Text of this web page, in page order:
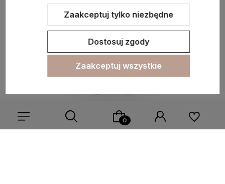
Sklep internetowy Shoper.pl Szablon Shoper Modern 3.0™
GrowCommerce
Zaakceptuj tylko niezbędne
Dostosuj zgody
Zaakceptuj wszystkie